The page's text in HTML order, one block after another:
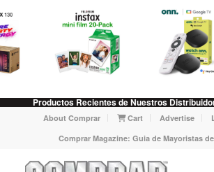
Productos Recientes de Nuestros
About Comprar Cart Advertise
Comprar Magazine: Guia de Mayoristas